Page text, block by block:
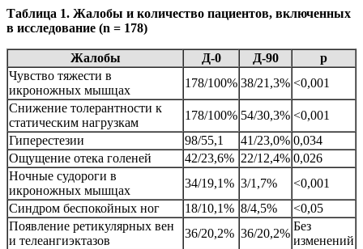
Таблица 1. Жалобы и количество пациентов, включенных
в исследование (n = 178)
Жалобы Д-0 Д-90
p
Чувство тяжести в
икроножных мышцах
178/100% 38/21,3% <0,001
Снижение толерантности к
статическим нагрузкам
178/100% 54/30,3% <0,001
Гиперестезии
98/55,1 41/23,0% 0,034
Ощущение отека голеней
42/23,6% 22/12,4% 0,026
Ночные судороги в
икроножных мышцах
34/19,1% 3/1,7%
<0,001
Синдром беспокойных ног
18/10,1% 8/4,5%
<0,05
Появление ретикулярных вен
и телеангиэктазов
36/20,2% 36/20,2%
Без
изменений